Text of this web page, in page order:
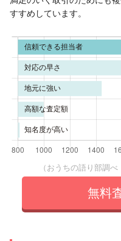
すすめしています。
（おうちの語り部調
無料